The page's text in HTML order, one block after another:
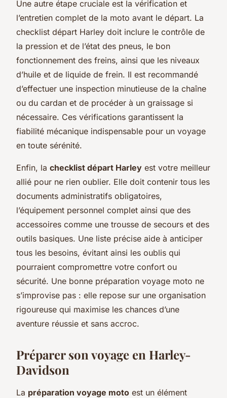
Une autre étape cruciale est la vérification et
l’entretien complet de la moto avant le départ. La
checklist départ Harley doit inclure le contrôle de
la pression et de l’état des pneus, le bon
fonctionnement des freins, ainsi que les niveaux
d’huile et de liquide de frein. Il est recommandé
d’effectuer une inspection minutieuse de la chaîne
ou du cardan et de procéder à un graissage si
nécessaire. Ces vérifications garantissent la
fiabilité mécanique indispensable pour un voyage
en toute sérénité.
Enfin, la checklist départ Harley est votre meilleur
allié pour ne rien oublier. Elle doit contenir tous les
documents administratifs obligatoires,
l’équipement personnel complet ainsi que des
accessoires comme une trousse de secours et des
outils basiques. Une liste précise aide à anticiper
tous les besoins, évitant ainsi les oublis qui
pourraient compromettre votre confort ou
sécurité. Une bonne préparation voyage moto ne
s’improvise pas : elle repose sur une organisation
rigoureuse qui maximise les chances d’une
aventure réussie et sans accroc.
Préparer son voyage en Harley-
Davidson
La préparation voyage moto est un élément